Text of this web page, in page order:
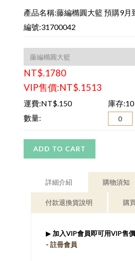
產品名稱:藤編橢圓大籃 預購9月
編號:31700042
NT$.1780
VIP售價:NT$.1513
運費:NT$.150
庫存:10
數量:
ADD TO CART
詳細介紹 購物須知
付款退換貨說明 購
▶ 加入VIP會員即可用VIP售
- 註冊會員